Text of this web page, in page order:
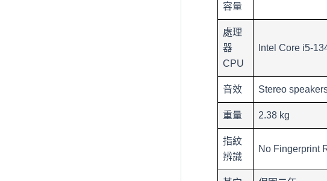
容量
處理
器
CPU
Intel Core i5-
音效 Stereo
重量 2.38 kg
指紋
辨識
No Fingerprint